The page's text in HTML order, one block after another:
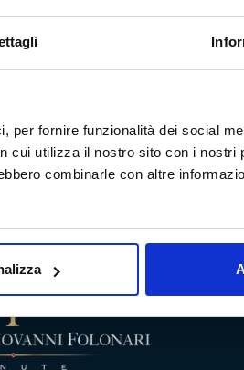
per fornire funzionalità dei social
cui utilizza il nostro sito con i nostri
combinarle con altre